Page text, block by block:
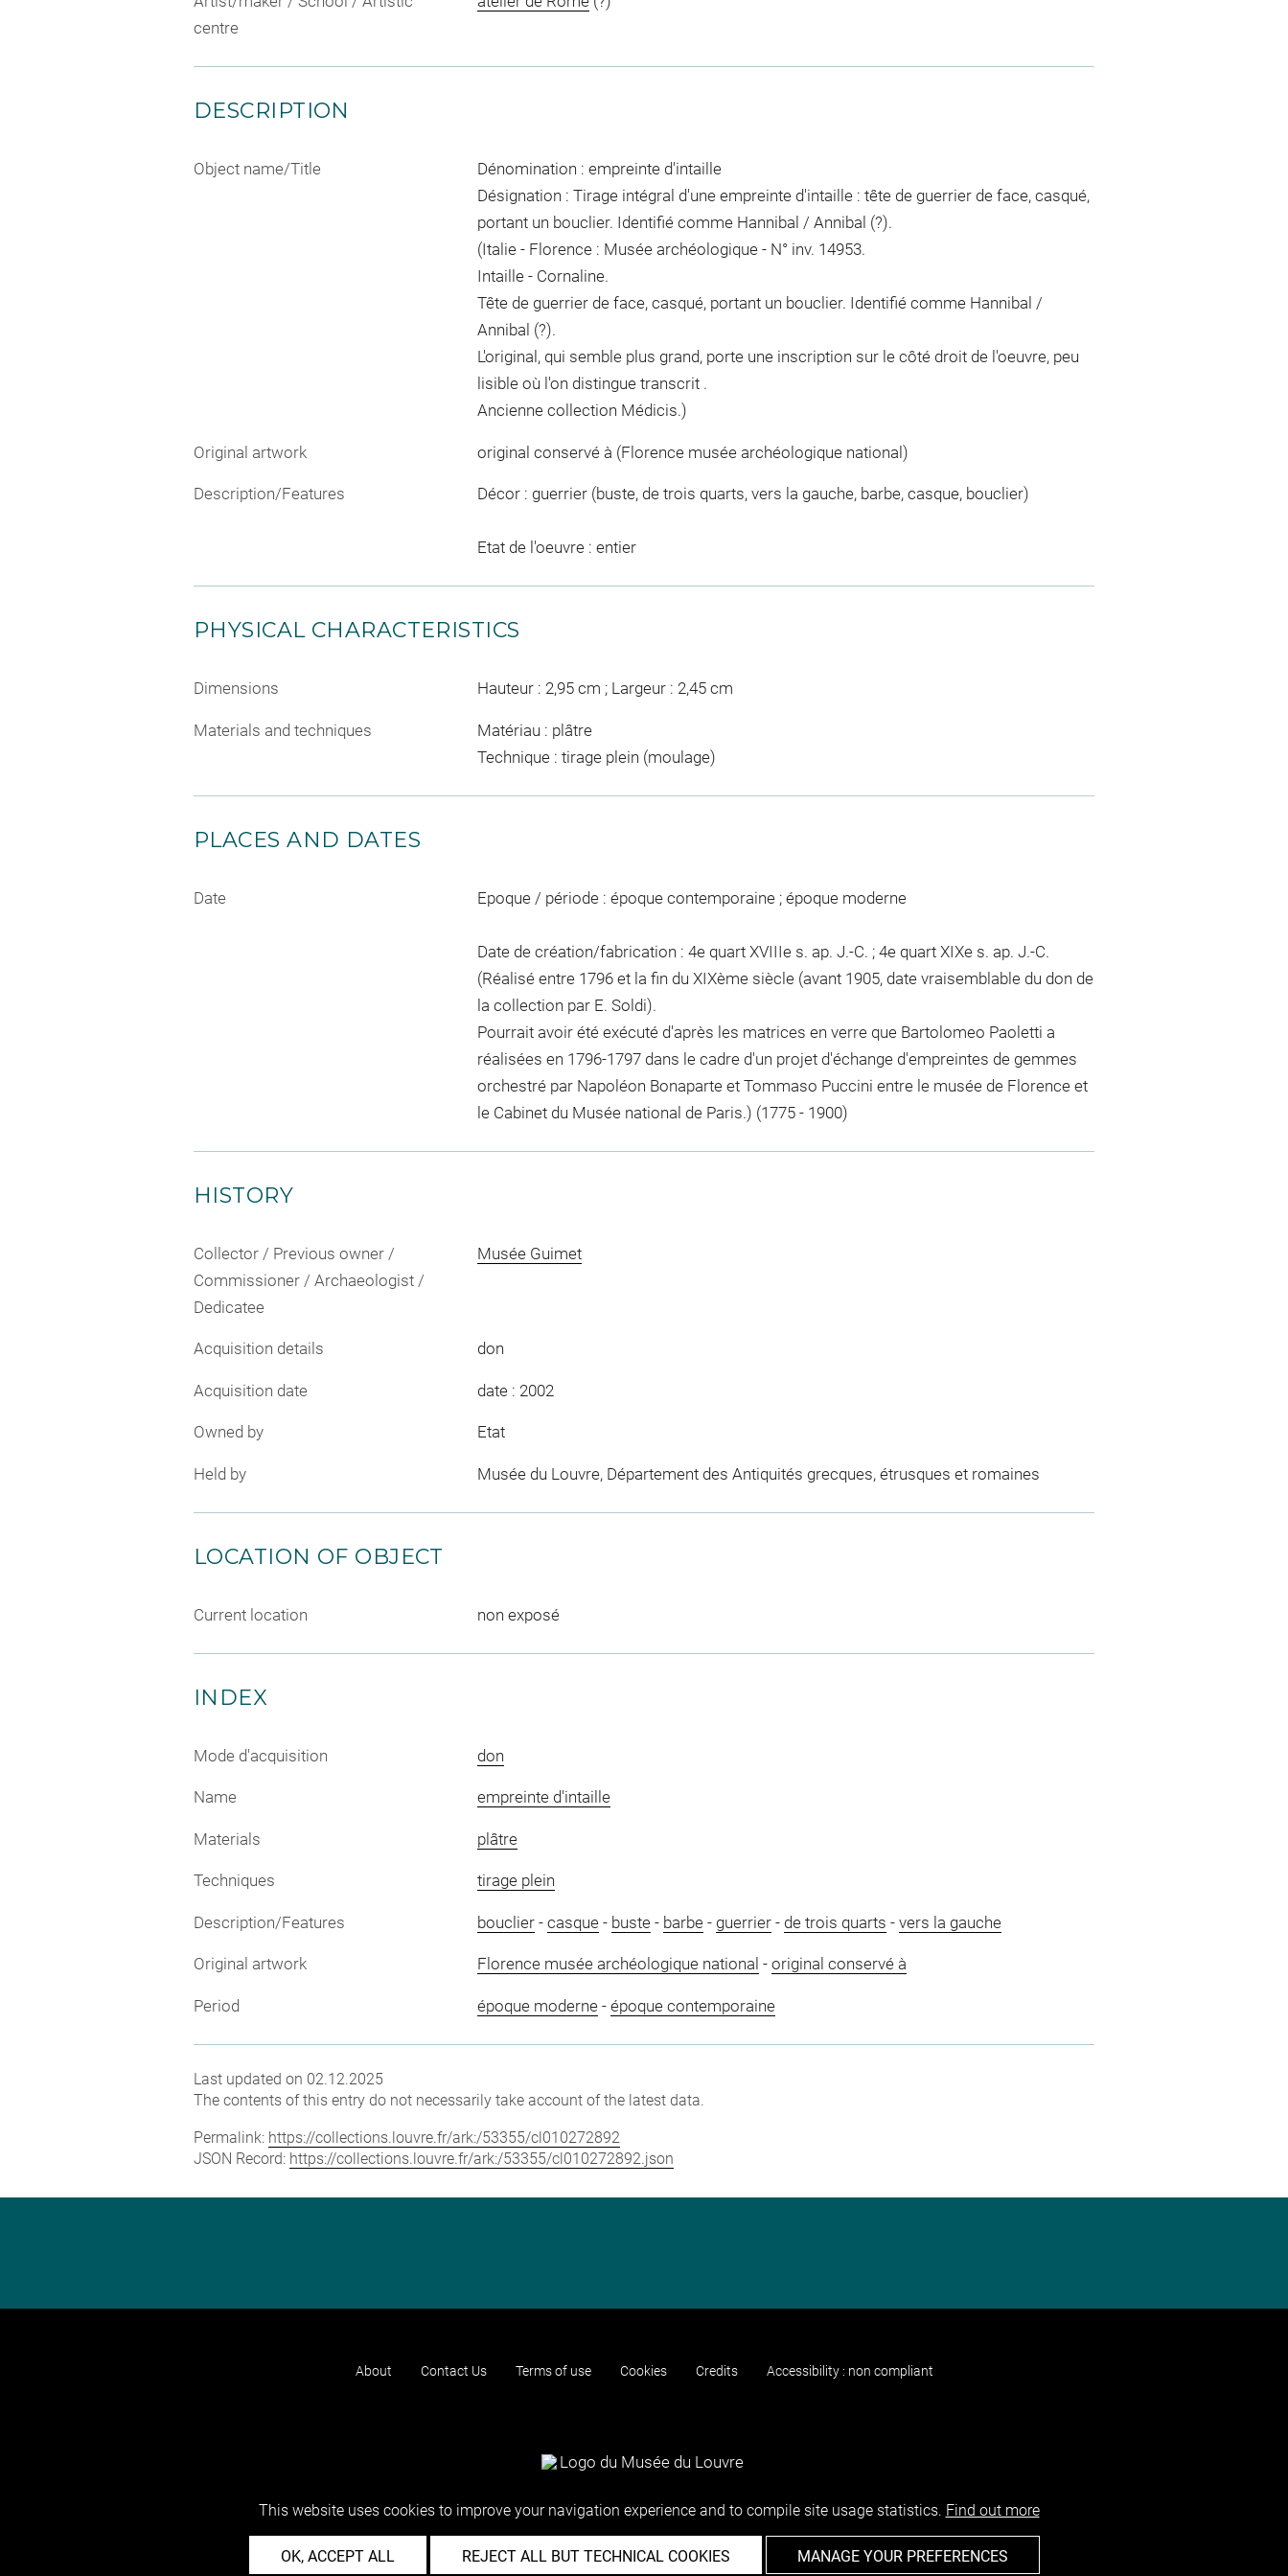
centre
DESCRIPTION
Object name/Title
Dénomination : empreinte d'intaille
Désignation : Tirage intégral d'une empreinte d'intaille : tête de guerrier de face, casqué,
portant un bouclier. Identifié comme Hannibal / Annibal (?).
(Italie - Florence : Musée archéologique - N° inv. 14953.
Intaille - Cornaline.
Tête de guerrier de face, casqué, portant un bouclier. Identifié comme Hannibal /
Annibal (?).
L'original, qui semble plus grand, porte une inscription sur le côté droit de l'oeuvre, peu
lisible où l'on distingue transcrit .
Ancienne collection Médicis.)
Original artwork original conservé à (Florence musée archéologique national)
Description/Features Décor : guerrier (buste, de trois quarts, vers la gauche, barbe, casque, bouclier)
Etat de l'oeuvre : entier
PHYSICAL CHARACTERISTICS
Dimensions Hauteur : 2,95 cm ; Largeur : 2,45 cm
Materials and techniques
Matériau : plâtre
Technique : tirage plein (moulage)
PLACES AND DATES
Date Epoque / période : époque contemporaine ; époque moderne
Date de création/fabrication : 4e quart XVIIIe s. ap. J.-C. ; 4e quart XIXe s. ap. J.-C.
(Réalisé entre 1796 et la fin du XIXème siècle (avant 1905, date vraisemblable du don de
la collection par E. Soldi).
Pourrait avoir été exécuté d'après les matrices en verre que Bartolomeo Paoletti a
réalisées en 1796-1797 dans le cadre d'un projet d'échange d'empreintes de gemmes
orchestré par Napoléon Bonaparte et Tommaso Puccini entre le musée de Florence et
le Cabinet du Musée national de Paris.) (1775 - 1900)
HISTORY
Collector / Previous owner /
Commissioner / Archaeologist /
Dedicatee
Musée Guimet
Acquisition details don
Acquisition date date : 2002
Owned by Etat
Held by Musée du Louvre, Département des Antiquités grecques, étrusques et romaines
LOCATION OF OBJECT
Current location non exposé
INDEX
Mode d'acquisition don
Name empreinte d'intaille
Materials plâtre
Techniques tirage plein
Description/Features bouclier- casque- buste- barbe- guerrier- de trois quarts - vers la gauche
Original artwork Florence musée archéologique national - original conservé à
Period époque moderne- époque contemporaine
Last updated on 02.12.2025
The contents of this entry do not necessarily take account of the latest data.
Permalink: https://collections.louvre.fr/ark:/53355/cl010272892
JSON Record: https://collections.louvre.fr/ark:/53355/cl010272892.json
About Contact Us Terms of use Cookies Credits Accessibility : non compliant
This website uses cookies to improve your navigation experience and to compile site usage statistics. Find out more
OK, ACCEPT ALL REJECT ALL BUT TECHNICAL COOKIES MANAGE YOUR PREFERENCES